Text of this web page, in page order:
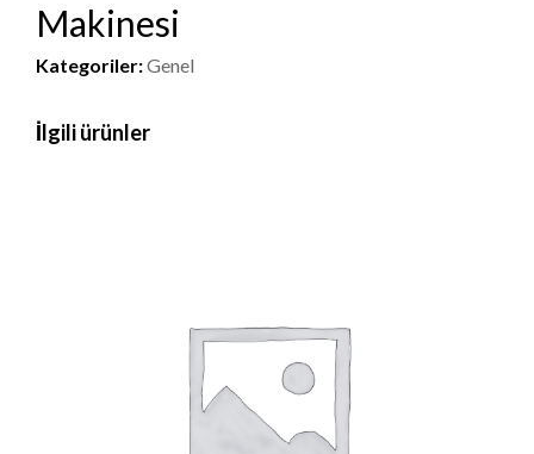
Makinesi
Kategoriler:Genel
İlgili ürünler